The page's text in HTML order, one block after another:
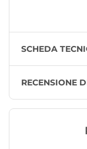
SCHEDA
RECENSIONE